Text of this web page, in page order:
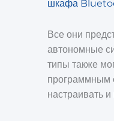
шкафа
Все они
автономные
типы также
программным
настраивать и